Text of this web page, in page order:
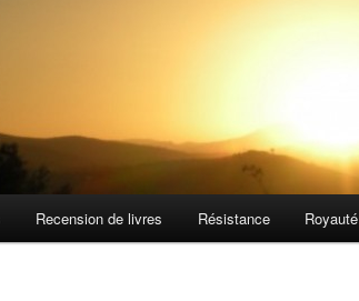
Recension de livres Résistance Royauté